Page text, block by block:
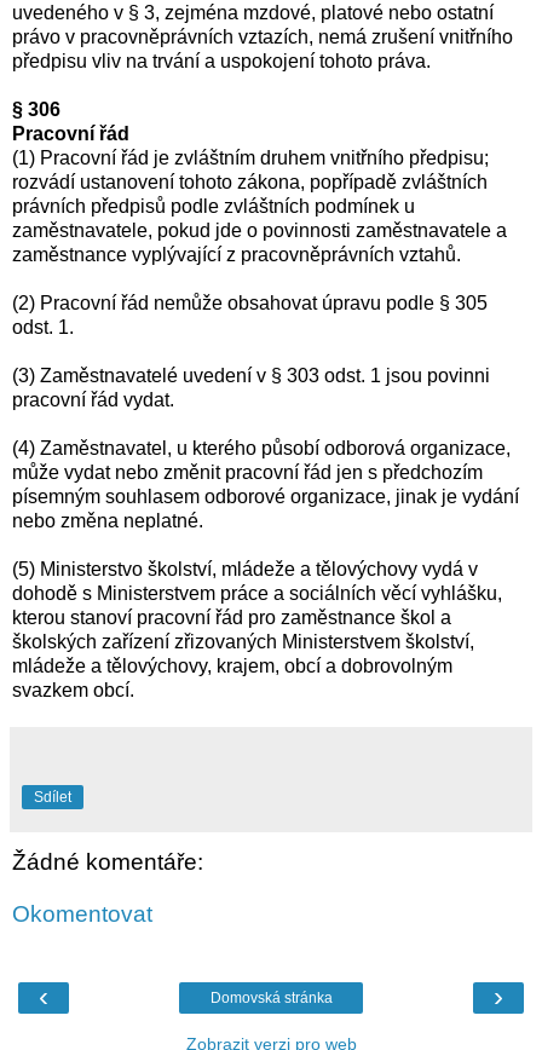
uvedeného v § 3, zejména mzdové, platové nebo ostatní
právo v pracovněprávních vztazích, nemá zrušení vnitřního
předpisu vliv na trvání a uspokojení tohoto práva.
§ 306
Pracovní řád
(1) Pracovní řád je zvláštním druhem vnitřního předpisu;
rozvádí ustanovení tohoto zákona, popřípadě zvláštních
právních předpisů podle zvláštních podmínek u
zaměstnavatele, pokud jde o povinnosti zaměstnavatele a
zaměstnance vyplývající z pracovněprávních vztahů.
(2) Pracovní řád nemůže obsahovat úpravu podle § 305
odst. 1.
(3) Zaměstnavatelé uvedení v § 303 odst. 1 jsou povinni
pracovní řád vydat.
(4) Zaměstnavatel, u kterého působí odborová organizace,
může vydat nebo změnit pracovní řád jen s předchozím
písemným souhlasem odborové organizace, jinak je vydání
nebo změna neplatné.
(5) Ministerstvo školství, mládeže a tělovýchovy vydá v
dohodě s Ministerstvem práce a sociálních věcí vyhlášku,
kterou stanoví pracovní řád pro zaměstnance škol a
školských zařízení zřizovaných Ministerstvem školství,
mládeže a tělovýchovy, krajem, obcí a dobrovolným
svazkem obcí.
Sdílet
Žádné komentáře:
Okomentovat
‹ ›
Domovská stránka
Zobrazit verzi pro web